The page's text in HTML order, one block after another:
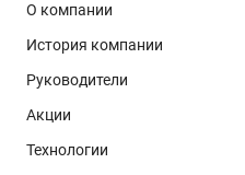
О компании
История компании
Руководители
Акции
Технологии